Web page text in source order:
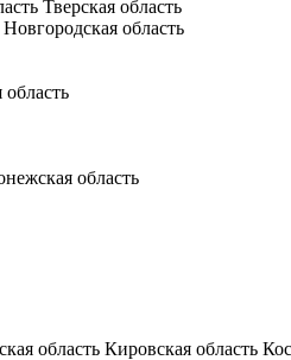
Тверская область
Новгородская область
область
область
область Кировская область